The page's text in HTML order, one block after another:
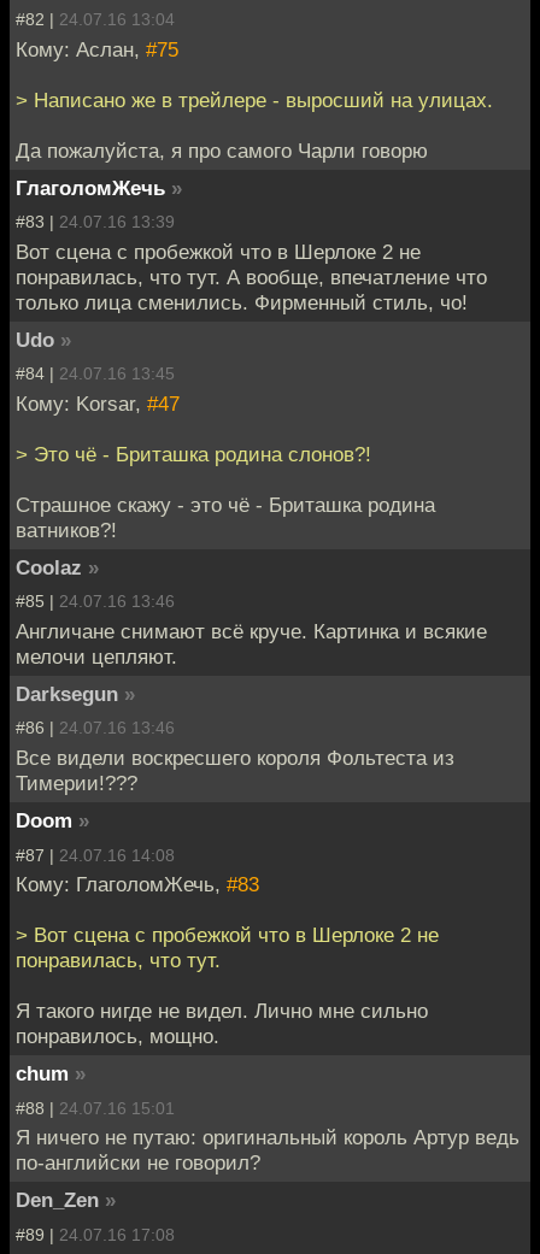
#82 | 24.07.16 13:04
Кому: Аслан, #75
> Написано же в трейлере - выросший на улицах.
Да пожалуйста, я про самого Чарли говорю
ГлаголомЖечь »
#83 | 24.07.16 13:39
Вот сцена с пробежкой что в Шерлоке 2 не
понравилась, что тут. А вообще, впечатление что
только лица сменились. Фирменный стиль, чо!
Udo »
#84 | 24.07.16 13:45
Кому: Korsar, #47
> Это чё - Бриташка родина слонов?!
Страшное скажу - это чё - Бриташка родина
ватников?!
Coolaz »
#85 | 24.07.16 13:46
Англичане снимают всё круче. Картинка и всякие
мелочи цепляют.
Darksegun »
#86 | 24.07.16 13:46
Все видели воскресшего короля Фольтеста из
Тимерии!???
Doom »
#87 | 24.07.16 14:08
Кому: ГлаголомЖечь, #83
> Вот сцена с пробежкой что в Шерлоке 2 не
понравилась, что тут.
Я такого нигде не видел. Лично мне сильно
понравилось, мощно.
chum »
#88 | 24.07.16 15:01
Я ничего не путаю: оригинальный король Артур ведь
по-английски не говорил?
Den_Zen »
#89 | 24.07.16 17:08